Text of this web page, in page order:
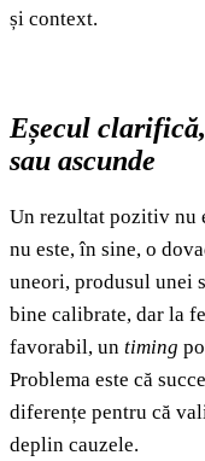
și context.
Eșecul
sau ascunde
Un rezultat pozitiv nu
nu este, în sine, o
uneori, produsul unei
bine calibrate, dar la
favorabil, un timing
Problema este că
diferențe pentru că
deplin cauzele.